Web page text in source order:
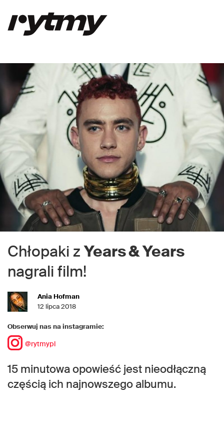
Chłopaki zYears & Years
nagrali film!
Ania Hofman
12 lipca 2018
Obserwuj nas na instagramie:
@rytmypl
15 minutowa opowieść jest nieodłączną
częścią ich najnowszego albumu.